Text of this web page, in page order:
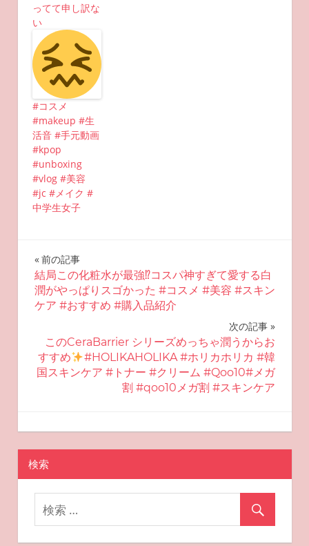
ってて申し訳な
い
#コスメ
#makeup #生
活音 #手元動画
#kpop
#unboxing
#vlog #美容
#jc #メイク #
中学生女子
投
稿
ナ
ビ
ゲ
シ
ョ
ン
前の記事
結局この化粧水が最強⁉︎コスパ神すぎて愛する白
潤がやっぱりスゴかった #コスメ #美容 #スキン
ケア #おすすめ #購入品紹介
次の記事
このCeraBarrier シリーズめっちゃ潤うからお
すすめ
#HOLIKAHOLIKA #ホリカホリカ #韓
国スキンケア #トナー #クリーム #Qoo10#メガ
割 #qoo10メガ割 #スキンケア
2025-08-27
miyu
おすすめスキンケア
検索